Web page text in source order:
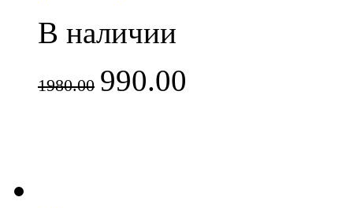
В наличии
1980.00 990.00